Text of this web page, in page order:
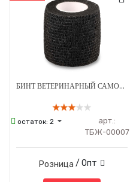
БИНТ ВЕТЕРИНАРНЫЙ САМОФИКСИРУЮЩИЙСЯ ДЛЯ ЖИВОТНЫХ 50 ММ Х 4.5 М ЧЕРНЫЙ
остаток:2
арт.:
ТБЖ-00007
Розница / Опт